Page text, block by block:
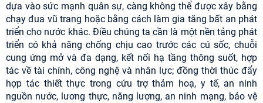
dựa vào sức mạnh quân sự, càng không thể được xây bằng
chạy đua vũ trang hoặc bằng cách làm gia tăng bất an phát
triển cho nước khác. Điều chúng ta cần là một nền tảng phát
triển có khả năng chống chịu cao trước các cú sốc, chuỗi
cung ứng mở và đa dạng, kết nối hạ tầng thông suốt, hợp
tác về tài chính, công nghệ và nhân lực; đồng thời thúc đẩy
hợp tác thiết thực trong cứu trợ thảm hoạ, y tế, an ninh
nguồn nước, lương thực, năng lượng, an ninh mạng, bảo vệ